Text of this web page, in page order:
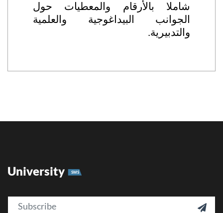
شاملا بالأرقام والمعطيات حول
الجوانب البيداغوجية والعلمية
والتدبيرية.
University SMS
Email 